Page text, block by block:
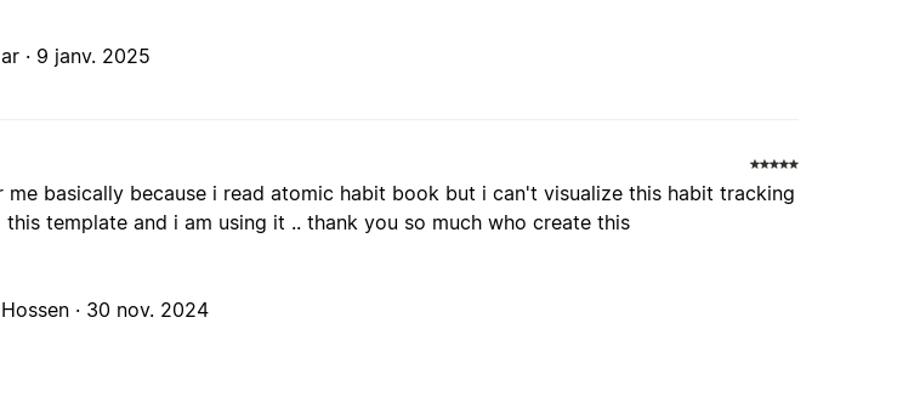
· 9 janv. 2025
basically because i read atomic habit book but i can't visualize this habit tracking
template and i am using it .. thank you so much who create this
· 30 nov. 2024